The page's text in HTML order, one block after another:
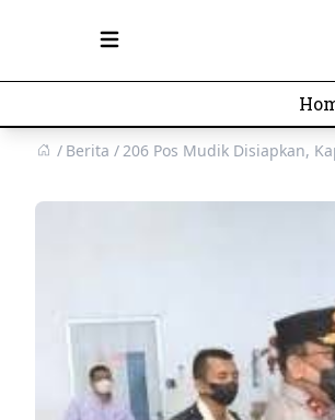
Open main menu
Berita 206 Pos Mudik Disiapkan,